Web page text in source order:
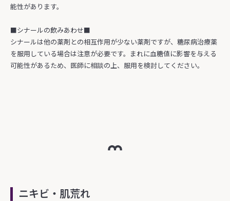
能性があります。
■シナールの飲みあわせ■
シナールは他の薬剤との相互作用が少ない薬剤ですが、糖尿病治療薬
を服用している場合は注意が必要です。まれに血糖値に影響を与える
可能性があるため、医師に相談の上、服用を検討してください。
ニキビ・肌荒れ